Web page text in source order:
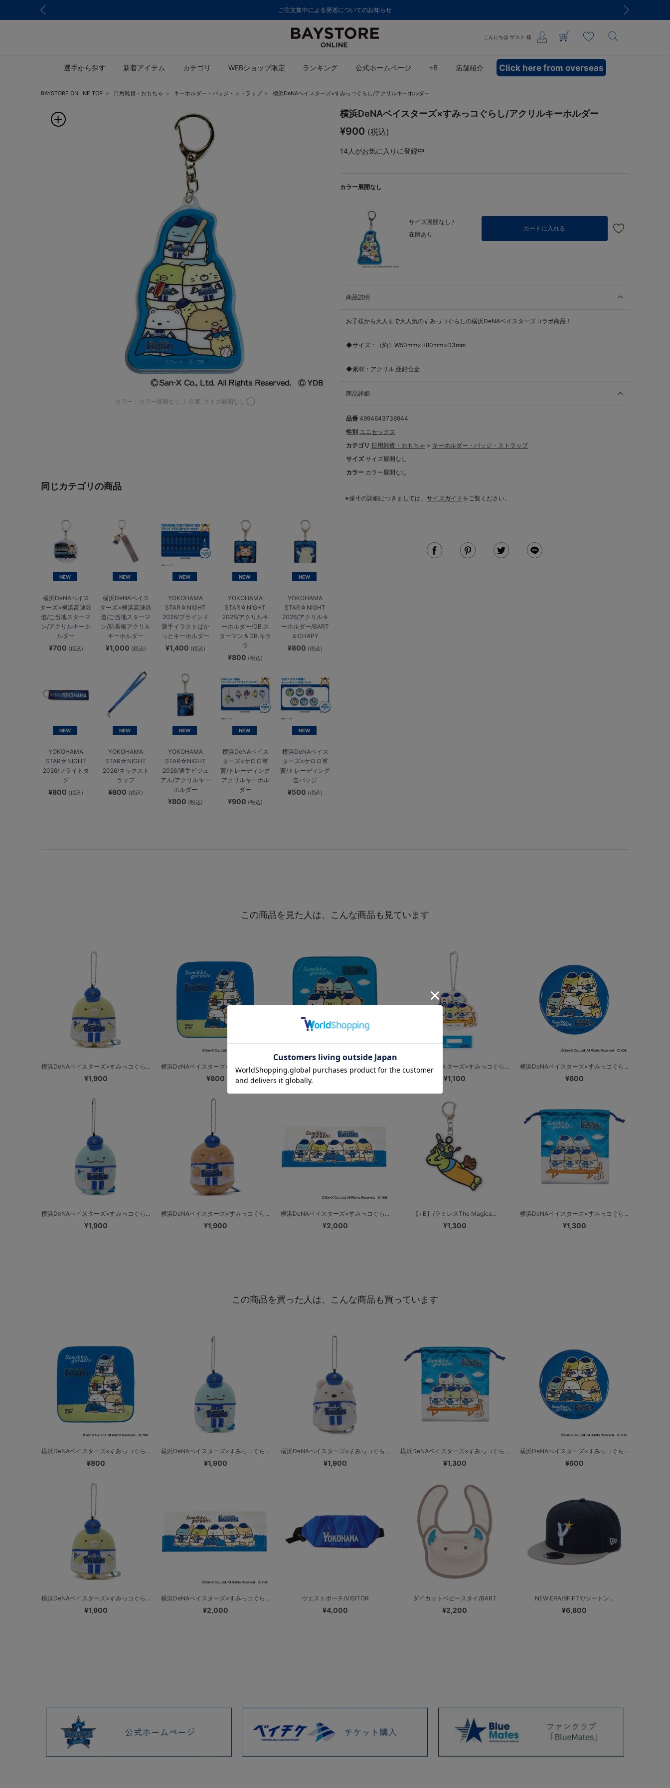
ご注文集中による発送についてのお知らせ
こんにちは ゲスト 様
選手から探す 新着アイテム カテゴリ WEBショップ限定 ランキング 公式ホームページ +B 店舗紹介 Click here from overseas
BAYSTORE ONLINE TOP 日用雑貨・おもちゃ キーホルダー・バッジ・ストラップ 横浜DeNAベイスターズ×すみっコぐらし/アクリルキーホルダー
カラー：カラー展開なし / 在庫 サイズ展開なし:◯
同じカテゴリの商品
NEW
横浜DeNAベイス
ターズ×横浜高速鉄
道/ご当地スターマ
ン/アクリルキーホ
ルダー
¥700 (税込)
NEW
横浜DeNAベイス
ターズ×横浜高速鉄
道/ご当地スターマ
ン/駅看板アクリル
キーホルダー
¥1,000 (税込)
NEW
YOKOHAMA
STAR☆NIGHT
2026/ブラインド
選手イラストぱか
っとキーホルダー
¥1,400 (税込)
NEW
YOKOHAMA
STAR☆NIGHT
2026/アクリルキ
ーホルダー/DB.ス
ターマン＆DB.キラ
ラ
¥800 (税込)
NEW
YOKOHAMA
STAR☆NIGHT
2026/アクリルキ
ーホルダー/BART
＆CHAPY
¥800 (税込)
NEW
YOKOHAMA
STAR☆NIGHT
2026/フライトタ
グ
¥800 (税込)
NEW
YOKOHAMA
STAR☆NIGHT
2026/ネックスト
ラップ
¥800 (税込)
NEW
YOKOHAMA
STAR☆NIGHT
2026/選手ビジュ
アル/アクリルキー
ホルダー
¥800 (税込)
NEW
横浜DeNAベイス
ターズ×ケロロ軍
曹/トレーディング
アクリルキーホル
ダー
¥900 (税込)
NEW
横浜DeNAベイス
ターズ×ケロロ軍
曹/トレーディング
缶バッジ
¥500 (税込)
横浜DeNAベイスターズ×すみっコぐらし/アクリルキーホルダー
¥900 (税込)
14 人がお気に入りに登録中
カラー展開なし
サイズ展開なし /
在庫あり
カートに入れる
商品説明
お子様から大人まで大人気のすみっコぐらしの横浜DeNAベイスターズコラボ商品！
◆サイズ：（約）W50mm×H80mm×D3mm
◆素材：アクリル,亜鉛合金
商品詳細
品番 4994643736944
性別 ユニセックス
カテゴリ 日用雑貨・おもちゃ > キーホルダー・バッジ・ストラップ
サイズ サイズ展開なし
カラー カラー展開なし
※採寸の詳細につきましては、 サイズガイドをご覧ください。
この商品を見た人は、こんな商品も見ています
横浜DeNAベイスターズ×すみっコぐら...
¥1,900
横浜DeNAベイスターズ×すみっコぐら...
¥800
横浜DeNAベイスターズ×すみっコぐら... 横浜DeNAベイスターズ×すみっコぐら...
¥1,100
横浜DeNAベイスターズ×すみっコぐら...
¥600
横浜DeNAベイスターズ×すみっコぐら...
¥1,900
横浜DeNAベイスターズ×すみっコぐら...
¥1,900
横浜DeNAベイスターズ×すみっコぐら...
¥2,000
【+B】/ラミレスThe Magica...
¥1,300
横浜DeNAベイスターズ×すみっコぐら...
¥1,300
この商品を買った人は、こんな商品も買っています
横浜DeNAベイスターズ×すみっコぐら...
¥800
横浜DeNAベイスターズ×すみっコぐら...
¥1,900
横浜DeNAベイスターズ×すみっコぐら...
¥1,900
横浜DeNAベイスターズ×すみっコぐら...
¥1,300
横浜DeNAベイスターズ×すみっコぐら...
¥600
横浜DeNAベイスターズ×すみっコぐら...
¥1,900
横浜DeNAベイスターズ×すみっコぐら...
¥2,000
ウエストポーチ/VISITOR
¥4,000
ダイカットベビースタイ/BART
¥2,200
NEW ERA/9FIFTY/ツートン...
¥6,800